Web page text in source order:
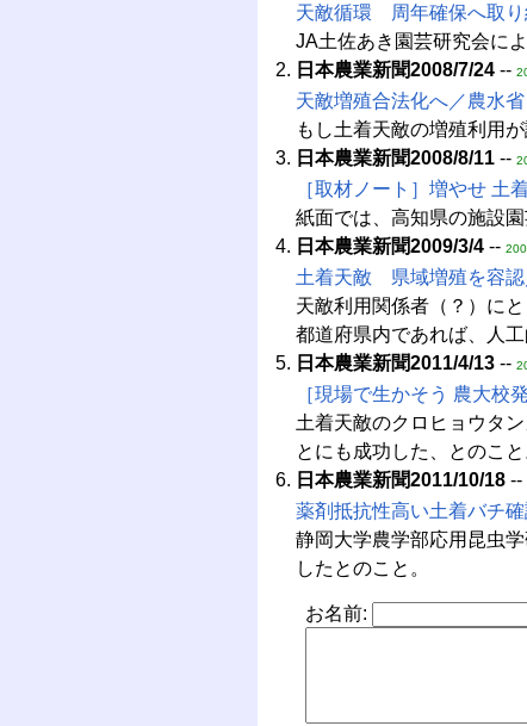
天敵循環 周年確保へ取
JA土佐あき園芸研究会に
日本農業新聞2008/7/24--
天敵増殖合法化へ／農水省
もし土着天敵の増殖利用
日本農業新聞2008/8/11--
［取材ノート］増やせ 土
紙面では、高知県の施設
日本農業新聞2009/3/4--
土着天敵 県域増殖を容
天敵利用関係者（？）に
都道府県内であれば、人
日本農業新聞2011/4/13--
［現場で生かそう 農大校
土着天敵のクロヒョウタ
とにも成功した、とのこと
日本農業新聞2011/10/18--
薬剤抵抗性高い土着バチ
静岡大学農学部応用昆虫
したとのこと。
お名前: